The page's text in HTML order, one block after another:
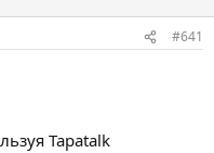
#641
Tapatalk